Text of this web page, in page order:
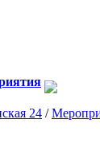
24 /